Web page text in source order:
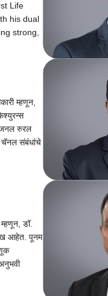
Life
his dual
strong,
म्हणून,
रुरल
चॅनल संबंधांचे
डॉ.
आहेत. पूनम